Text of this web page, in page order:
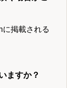
掲載される
ますか？